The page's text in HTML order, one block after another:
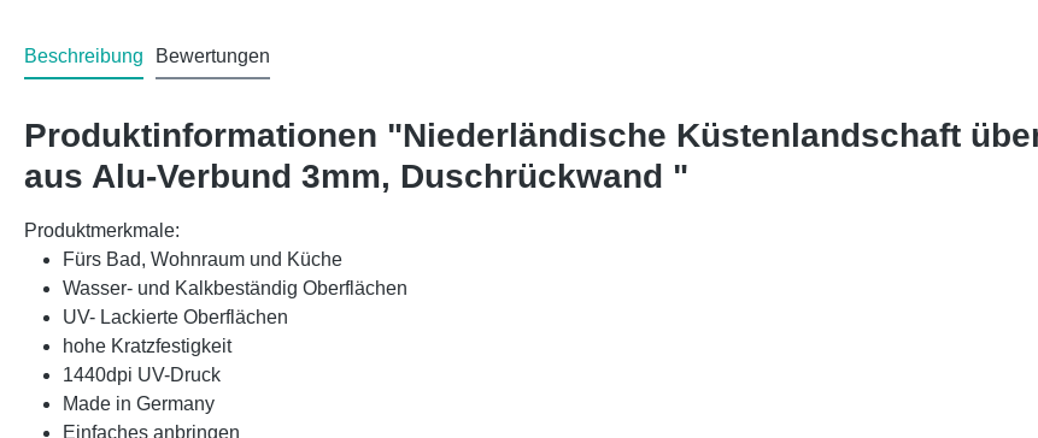
Beschreibung Bewertungen
Produktinformationen "Niederländische Küstenlandschaft
aus Alu-Verbund 3mm, Duschrückwand "
Produktmerkmale:
Fürs Bad, Wohnraum und Küche
Wasser- und Kalkbeständig Oberflächen
UV- Lackierte Oberflächen
hohe Kratzfestigkeit
1440dpi UV-Druck
Made in Germany
Einfaches anbringen